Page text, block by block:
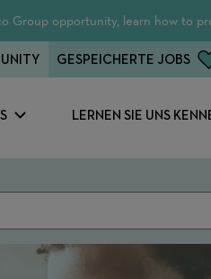
Group opportunity, learn how to
LERNEN SIE UNS
GESPEICHERTE JOBS